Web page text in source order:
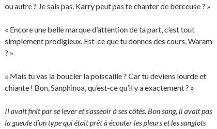
ou autre ? Je sais pas, Karry peut pas te chanter de berceuse ? »
« Encore une belle marque d’attention de ta part, c’est tout
simplement prodigieux. Est-ce que tu donnes des cours, Waram
? »
« Mais tu vas la boucler la poiscaille ? Car tu deviens lourde et
chiante ! Bon, Sanphinoa, qu’est-ce qu’il y a exactement ? »
Il avait finit par se lever et s’asseoir à ses côtés. Bon sang, il avait pas
la gueule d’un type qui était prêt à écouter les pleurs et les sanglots